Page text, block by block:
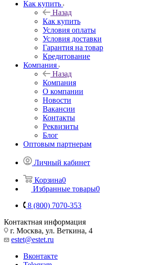
Как купить
Назад
Как купить
Условия оплаты
Условия доставки
Гарантия на товар
Кредитование
Компания
Назад
Компания
О компании
Новости
Вакансии
Контакты
Реквизиты
Блог
Оптовым партнерам
Личный кабинет
Корзина0
Избранные товары0
8 (800) 7070-353
Контактная информация
г. Москва, ул. Веткина, 4
estet@estet.ru
Вконтакте